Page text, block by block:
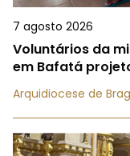
7 agosto 2026
Voluntários da
em Bafatá
Arquidiocese de